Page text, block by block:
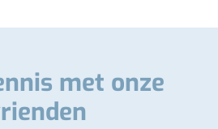
met onze